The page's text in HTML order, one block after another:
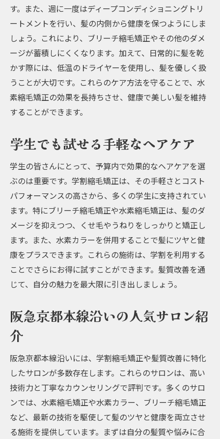
す。また、週に一度はディープコンディショニングトリ
ートメントを行い、髪の内側から健康を保つようにしま
しょう。これにより、ブリーチ縮毛矯正やその他のダメ
ージが蓄積しにくくなります。加えて、日常的に髪を乾
かす際には、低温のドライヤーを使用し、髪を優しく扱
うことが大切です。これらのケア方法を守ることで、水
素縮毛矯正の効果を長持ちさせ、健康で美しい髪を維持
することができます。
学生でも試せる手軽なヘアケア
学生の皆さんにとって、予算内で効果的なヘアケアを選
ぶのは重要です。学割縮毛矯正は、その手軽さとコスト
パフォーマンスの高さから、多くの学生に支持されてい
ます。特にブリーチ縮毛矯正や水素縮毛矯正は、髪のダ
メージを抑えつつ、くせ毛やうねりをしっかりと矯正し
ます。また、水素カラーを併用することで髪にツヤと健
康をプラスできます。これらの施術は、学割を利用する
ことでさらにお得に試すことができます。髪質改善を通
じて、自分の魅力を最大限に引き出しましょう。
阪急京都本線沿いの人気サロン紹
介
阪急京都本線沿いには、学割縮毛矯正や髪質改善に特化
したサロンが多数存在します。これらのサロンは、高い
技術力と丁寧なカウンセリングで評判です。多くのサロ
ンでは、水素縮毛矯正や水素カラー、ブリーチ縮毛矯正
など、最新の技術を駆使して髪のツヤと健康を両立させ
る施術を提供しています。まずは自分の髪質や悩みに合